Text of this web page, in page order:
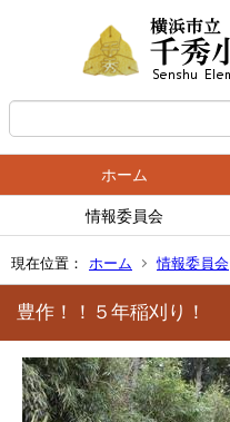
ホーム
情報委員会
現在位置： ホーム 情報委員会
豊作！！５年稲刈り！